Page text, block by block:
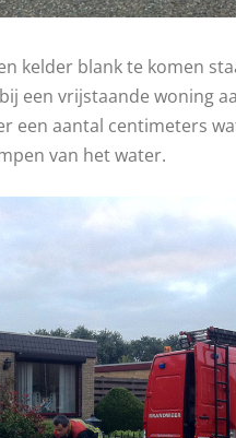
kelder blank te komen
een vrijstaande woning
een aantal centimeters
van het water.